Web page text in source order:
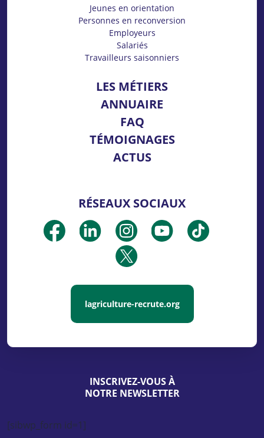
INSCRIVEZ-VOUS À
NOTRE NEWSLETTER
[sibwp_form id=1]
Jeunes en orientation
Personnes en reconversion
Employeurs
Salariés
Travailleurs saisonniers
LES MÉTIERS
ANNUAIRE
FAQ
TÉMOIGNAGES
ACTUS
RÉSEAUX SOCIAUX
lagriculture-recrute.org